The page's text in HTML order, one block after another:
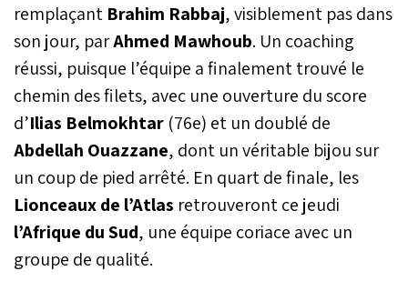
remplaçant Brahim Rabbaj, visiblement pas dans
son jour, parAhmed Mawhoub. Un coaching
réussi, puisque l’équipe a finalement trouvé le
chemin des filets, avec une ouverture du score
d’Ilias Belmokhtar (76e) et un doublé de
Abdellah Ouazzane, dont un véritable bijou sur
un coup de pied arrêté. En quart de finale, les
Lionceaux de l’Atlas retrouveront ce jeudi
l’Afrique du Sud, une équipe coriace avec un
groupe de qualité.